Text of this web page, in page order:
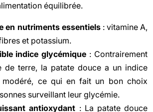
équilibrée.
en nutriments essentiels: vitamine A,
et potassium.
indice glycémique : Contrairement
de terre, la patate douce a un indice
modéré, ce qui en fait un bon choix
surveillant leur glycémie.
antioxydant : La patate douce